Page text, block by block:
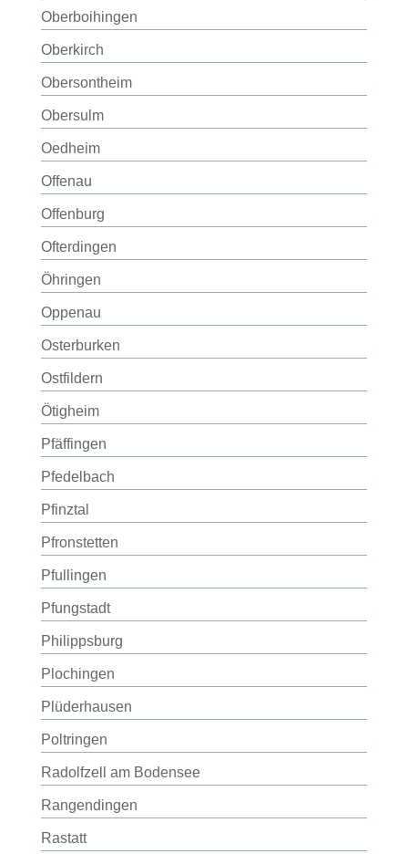
Oberboihingen
Oberkirch
Obersontheim
Obersulm
Oedheim
Offenau
Offenburg
Ofterdingen
Öhringen
Oppenau
Osterburken
Ostfildern
Ötigheim
Pfäffingen
Pfedelbach
Pfinztal
Pfronstetten
Pfullingen
Pfungstadt
Philippsburg
Plochingen
Plüderhausen
Poltringen
Radolfzell am Bodensee
Rangendingen
Rastatt